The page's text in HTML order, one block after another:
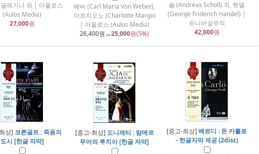
레기나 외 | 아울로스
(Aulos Media)
27,000원
베버 (Carl Maria Von Weber),
마르지오노 (Charlotte Margio
| 아울로스 (Aulos Media)
26,400원→25,000원(5%)
숄 (Andreas Scholl) 외, 헨델
(George Friderich Handel) |
유니버설뮤직
42,000원
상] 코른골트 : 죽음의
도시 [한글 자막]
[중고-최상] 도니제티 : 람메르
무어의 루치아 [한글 자막]
[중고-최상] 베르디 : 돈 카를로
- 한글자막 제공 (2disc)